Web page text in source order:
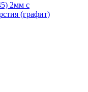
2мм с
(графит)